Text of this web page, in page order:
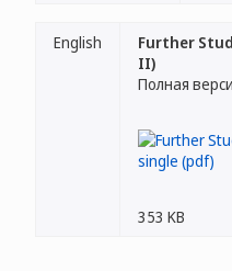
English
Further
II)
Полная
353 KB